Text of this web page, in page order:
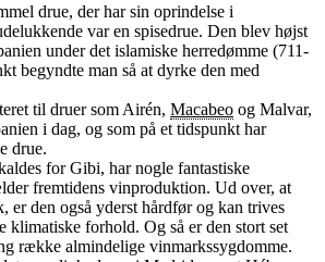
drue, der har sin oprindelse i
var en spisedrue. Den blev højst
under det islamiske herredømme (711-
begyndte man så at dyrke den med
til druer som Airén, Macabeo og Malvar,
i dag, og som på et tidspunkt har
drue.
for Gibi, har nogle fantastiske
fremtidens vinproduktion. Ud over, at
er den også yderst hårdfør og kan trives
klimatiske forhold. Og så er den stort set
række almindelige vinmarkssygdomme.